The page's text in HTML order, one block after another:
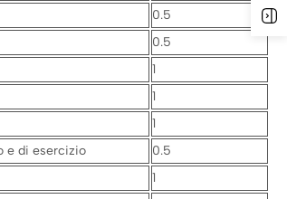
0.5
0.5
1
1
1
e di esercizio
0.5
1